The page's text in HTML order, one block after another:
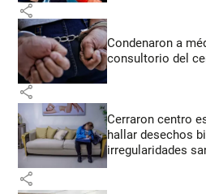
share
Condenaron a
consultorio del
share
Cerraron centro
hallar desechos
irregularidades
share